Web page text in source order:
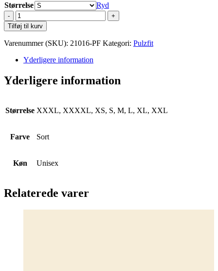
Størrelse
Ryd
Basic
Active
Cardigan
Unisex
Tilføj til kurv
Varenummer (SKU): 21016-PF Kategori: Pulzfit
Yderligere information
Yderligere information
Størrelse XXXL, XXXXL, XS, S, M, L, XL, XXL
Farve Sort
Køn Unisex
Relaterede varer